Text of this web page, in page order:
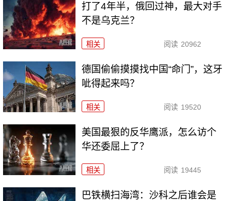
打了4年半，俄回过神，最大对手
不是乌克兰？
相关 阅读 20962
德国偷偷摸摸找中国“命门”，这牙
呲得起来吗？
相关 阅读 19520
美国最狠的反华鹰派，怎么访个
华还委屈上了？
相关 阅读 19445
巴铁横扫海湾：沙科之后谁会是